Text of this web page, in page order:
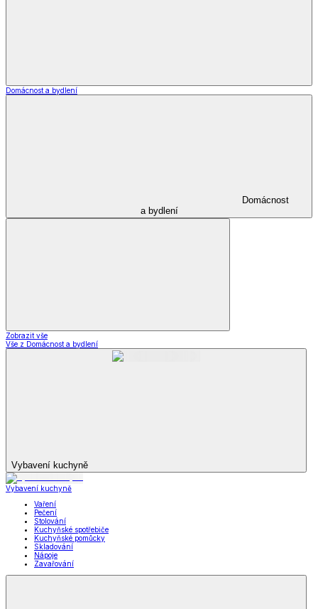
Domácnost a bydlení
Domácnost
a bydlení
Zobrazit vše
Vše z Domácnost a bydlení
Vybavení kuchyně
Vybavení kuchyně
Vaření
Pečení
Stolování
Kuchyňské spotřebiče
Kuchyňské pomůcky
Skladování
Nápoje
Zavařování